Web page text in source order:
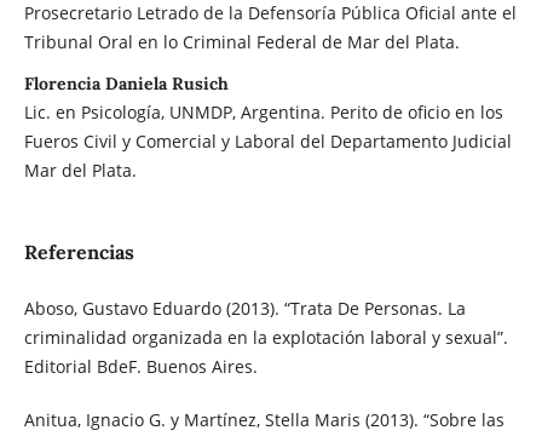
Prosecretario Letrado de la Defensoría Pública Oficial ante el
Tribunal Oral en lo Criminal Federal de Mar del Plata.
Florencia Daniela Rusich
Lic. en Psicología, UNMDP, Argentina. Perito de oficio en los
Fueros Civil y Comercial y Laboral del Departamento Judicial
Mar del Plata.
Referencias
Aboso, Gustavo Eduardo (2013). “Trata De Personas. La
criminalidad organizada en la explotación laboral y sexual”.
Editorial BdeF. Buenos Aires.
Anitua, Ignacio G. y Martínez, Stella Maris (2013). “Sobre las